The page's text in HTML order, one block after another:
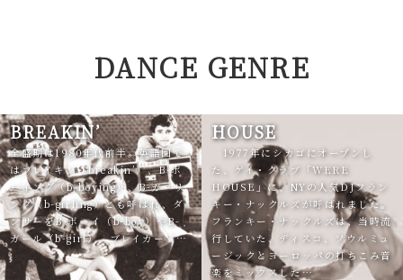
DANCE GENRE
BREAKIN’
全盛期は1980年代前半。英語圏で
はブレイキン（breakin’）、B-ボ
ーイング（b-boying）、B-ガーリ
ング（b-girling）とも呼ばれ、ダ
ンサーをB-ボーイ（b-boy）やB-
ガール（b-girl）、ブレイカー（…
HOUSE
1977年にシカゴにオープンし
た、ゲイ・クラブ「WERE
HOUSE」に、NYの人気DJフラン
キー・ナックルズが呼ばれました。
フランキー・ナックルズは、当時流
行していた、ディスコ、ソウルミュ
ージックとヨーロッパの打ちこみ音
楽をミックスした…